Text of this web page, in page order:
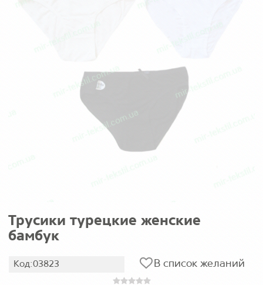
Трусики турецкие женские
бамбук
Код:03823 В список желаний